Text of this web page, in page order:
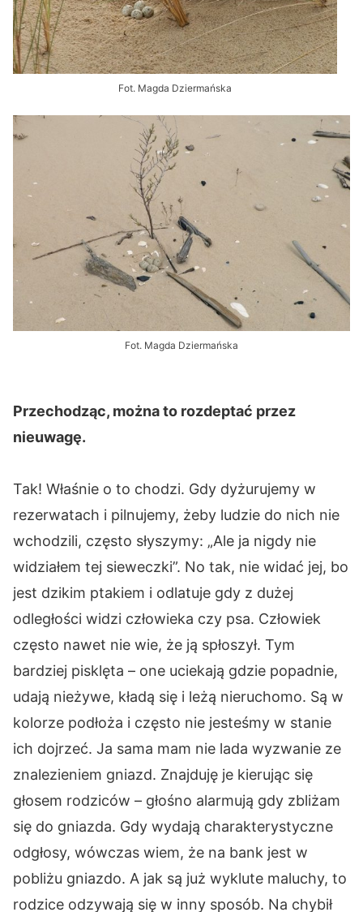
Fot. Magda Dziermańska
Fot. Magda Dziermańska
Przechodząc, można to rozdeptać przez
nieuwagę.
Tak! Właśnie o to chodzi. Gdy dyżurujemy w
rezerwatach i pilnujemy, żeby ludzie do nich nie
wchodzili, często słyszymy: „Ale ja nigdy nie
widziałem tej sieweczki”. No tak, nie widać jej, bo
jest dzikim ptakiem i odlatuje gdy z dużej
odległości widzi człowieka czy psa. Człowiek
często nawet nie wie, że ją spłoszył. Tym
bardziej pisklęta – one uciekają gdzie popadnie,
udają nieżywe, kładą się i leżą nieruchomo. Są w
kolorze podłoża i często nie jesteśmy w stanie
ich dojrzeć. Ja sama mam nie lada wyzwanie ze
znalezieniem gniazd. Znajduję je kierując się
głosem rodziców – głośno alarmują gdy zbliżam
się do gniazda. Gdy wydają charakterystyczne
odgłosy, wówczas wiem, że na bank jest w
pobliżu gniazdo. A jak są już wyklute maluchy, to
rodzice odzywają się w inny sposób. Na chybił